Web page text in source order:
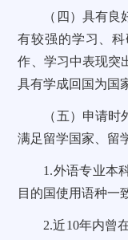
（四）具有
有较强的学习、
作、学习中表现突
具有学成回国为国
（五）申请
满足留学国家、留
1.外语专业本
目的国使用语种一
2.近10年内曾